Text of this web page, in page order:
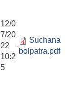
12/0
7/20
22 -
10:2
5
Suchana
bolpatra.pdf